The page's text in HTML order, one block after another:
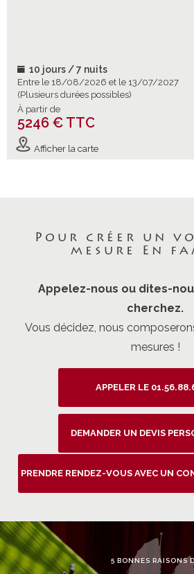
10 jours / 7 nuits
Entre le 18/08/2026 et le 13/07/2027
(Plusieurs durées possibles)
À partir de
5246 € TTC
Afficher la carte
Pour créer un
mesure En
Appelez-nous ou dites-
cherchez.
Vous décidez, nous
mesures !
APPELER LE
DEMANDER UN DEVIS
PRENDRE RENDEZ-VOUS AVEC UN
5 BONNES RAISONS